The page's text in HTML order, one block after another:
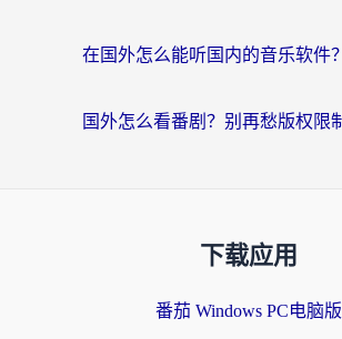
下载应用
番茄 Windows PC电脑版